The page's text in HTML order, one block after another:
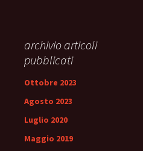
archivio articoli
pubblicati
Ottobre 2023
Agosto 2023
Luglio 2020
Maggio 2019